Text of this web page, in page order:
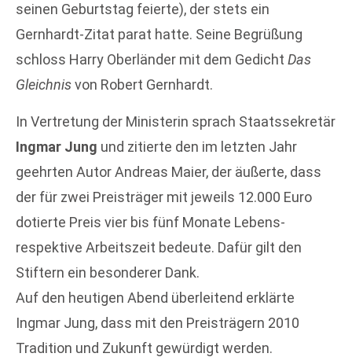
seinen Geburtstag feierte), der stets ein
Gernhardt-Zitat parat hatte. Seine Begrüßung
schloss Harry Oberländer mit dem Gedicht Das
Gleichnisvon Robert Gernhardt.
In Vertretung der Ministerin sprach Staatssekretär
Ingmar Jung und zitierte den im letzten Jahr
geehrten Autor Andreas Maier, der äußerte, dass
der für zwei Preisträger mit jeweils 12.000 Euro
dotierte Preis vier bis fünf Monate Lebens-
respektive Arbeitszeit bedeute. Dafür gilt den
Stiftern ein besonderer Dank.
Auf den heutigen Abend überleitend erklärte
Ingmar Jung, dass mit den Preisträgern 2010
Tradition und Zukunft gewürdigt werden.